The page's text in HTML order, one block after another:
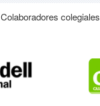
Colaboradores colegiales